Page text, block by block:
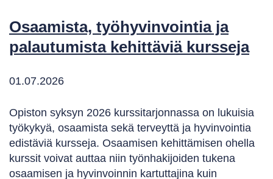
Osaamista, työhyvinvointia ja
palautumista kehittäviä kursseja
01.07.2026
Opiston syksyn 2026 kurssitarjonnassa on lukuisia
työkykyä, osaamista sekä terveyttä ja hyvinvointia
edistäviä kursseja. Osaamisen kehittämisen ohella
kurssit voivat auttaa niin työnhakijoiden tukena
osaamisen ja hyvinvoinnin kartuttajina kuin